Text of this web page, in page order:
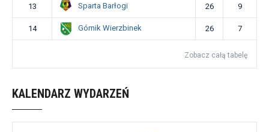
13 Sparta Barłogi 26 9
14 Górnik Wierzbinek 26 7
Zobacz całą tabelę
KALENDARZ WYDARZEŃ